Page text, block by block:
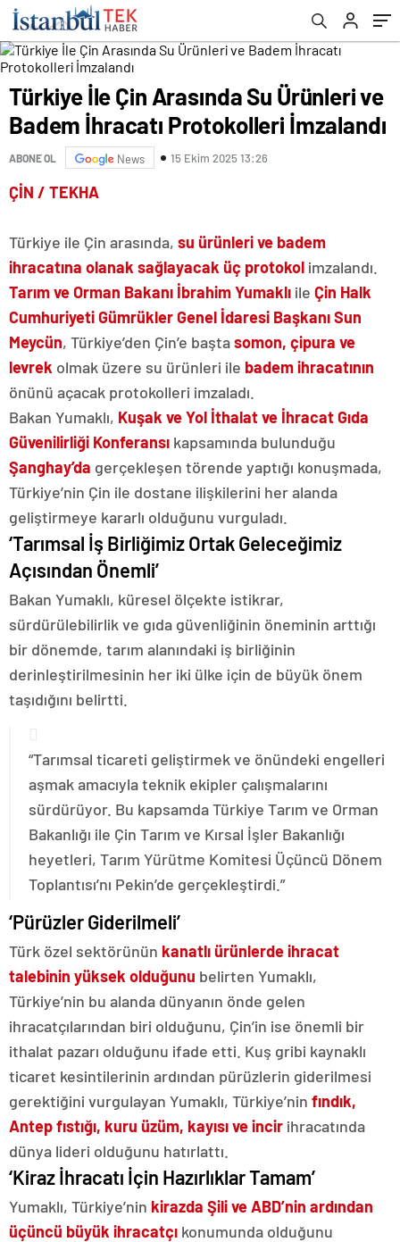
Türkiye İle Çin Arasında Su Ürünleri ve
Badem İhracatı Protokolleri İmzalandı
ABONE OL News 15 Ekim 2025 13:26
ÇİN / TEKHA
Türkiye ile Çin arasında, su ürünleri ve badem
ihracatına olanak sağlayacak üç protokol imzalandı.
Tarım ve Orman Bakanı İbrahim Yumaklı ile Çin Halk
Cumhuriyeti Gümrükler Genel İdaresi Başkanı Sun
Meycün, Türkiye’den Çin’e baştasomon, çipura ve
levrek olmak üzere su ürünleri ile badem ihracatının
önünü açacak protokolleri imzaladı.
Bakan Yumaklı, Kuşak ve Yol İthalat ve İhracat Gıda
Güvenilirliği Konferansı kapsamında bulunduğu
Şanghay’da gerçekleşen törende yaptığı konuşmada,
Türkiye’nin Çin ile dostane ilişkilerini her alanda
geliştirmeye kararlı olduğunu vurguladı.
‘Tarımsal İş Birliğimiz Ortak Geleceğimiz
Açısından Önemli’
Bakan Yumaklı, küresel ölçekte istikrar,
sürdürülebilirlik ve gıda güvenliğinin öneminin arttığı
bir dönemde, tarım alanındaki iş birliğinin
derinleştirilmesinin her iki ülke için de büyük önem
taşıdığını belirtti.
“Tarımsal ticareti geliştirmek ve önündeki engelleri
aşmak amacıyla teknik ekipler çalışmalarını
sürdürüyor. Bu kapsamda Türkiye Tarım ve Orman
Bakanlığı ile Çin Tarım ve Kırsal İşler Bakanlığı
heyetleri, Tarım Yürütme Komitesi Üçüncü Dönem
Toplantısı’nı Pekin’de gerçekleştirdi.”
‘Pürüzler Giderilmeli’
Türk özel sektörünün kanatlı ürünlerde ihracat
talebinin yüksek olduğunu belirten Yumaklı,
Türkiye’nin bu alanda dünyanın önde gelen
ihracatçılarından biri olduğunu, Çin’in ise önemli bir
ithalat pazarı olduğunu ifade etti. Kuş gribi kaynaklı
ticaret kesintilerinin ardından pürüzlerin giderilmesi
gerektiğini vurgulayan Yumaklı, Türkiye’nin fındık,
Antep fıstığı, kuru üzüm, kayısı ve incir ihracatında
dünya lideri olduğunu hatırlattı.
‘Kiraz İhracatı İçin Hazırlıklar Tamam’
Yumaklı, Türkiye’nin kirazda Şili ve ABD’nin ardından
üçüncü büyük ihracatçı konumunda olduğunu